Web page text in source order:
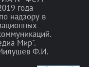
года
надзору в
Мир".
Ф.И.